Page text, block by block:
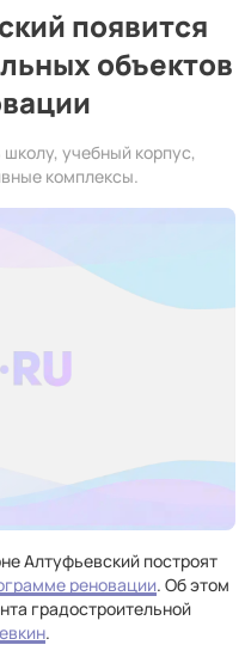
появится
объектов
учебный корпус,
комплексы.
Алтуфьевский построят
реновации. Об этом
градостроительной
.